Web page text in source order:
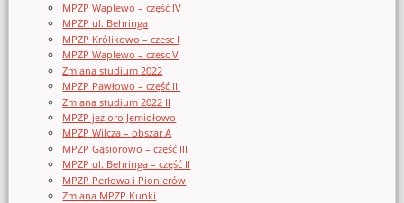
MPZP Waplewo – część IV
MPZP ul. Behringa
MPZP Królikowo – czesc I
MPZP Waplewo – czesc V
Zmiana studium 2022
MPZP Pawłowo – część III
Zmiana studium 2022 II
MPZP jezioro Jemiołowo
MPZP Wilcza – obszar A
MPZP Gąsiorowo – część III
MPZP ul. Behringa – część II
MPZP Perłowa i Pionierów
Zmiana MPZP Kunki